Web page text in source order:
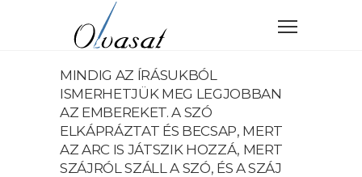
MINDIG AZ ÍRÁSUKBÓL
ISMERHETJÜK MEG LEGJOBBAN
AZ EMBEREKET. A SZÓ
ELKÁPRÁZTAT ÉS BECSAP, MERT
AZ ARC IS JÁTSZIK HOZZÁ, MERT
SZÁJRÓL SZÁLL A SZÓ, ÉS A SZÁJ